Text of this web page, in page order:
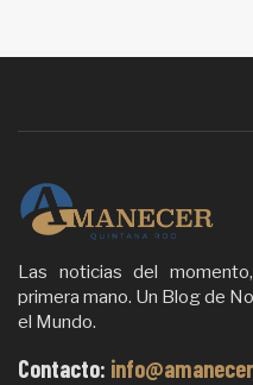
Las noticias del
primera mano. Un Blog de
el Mundo.
Contacto: